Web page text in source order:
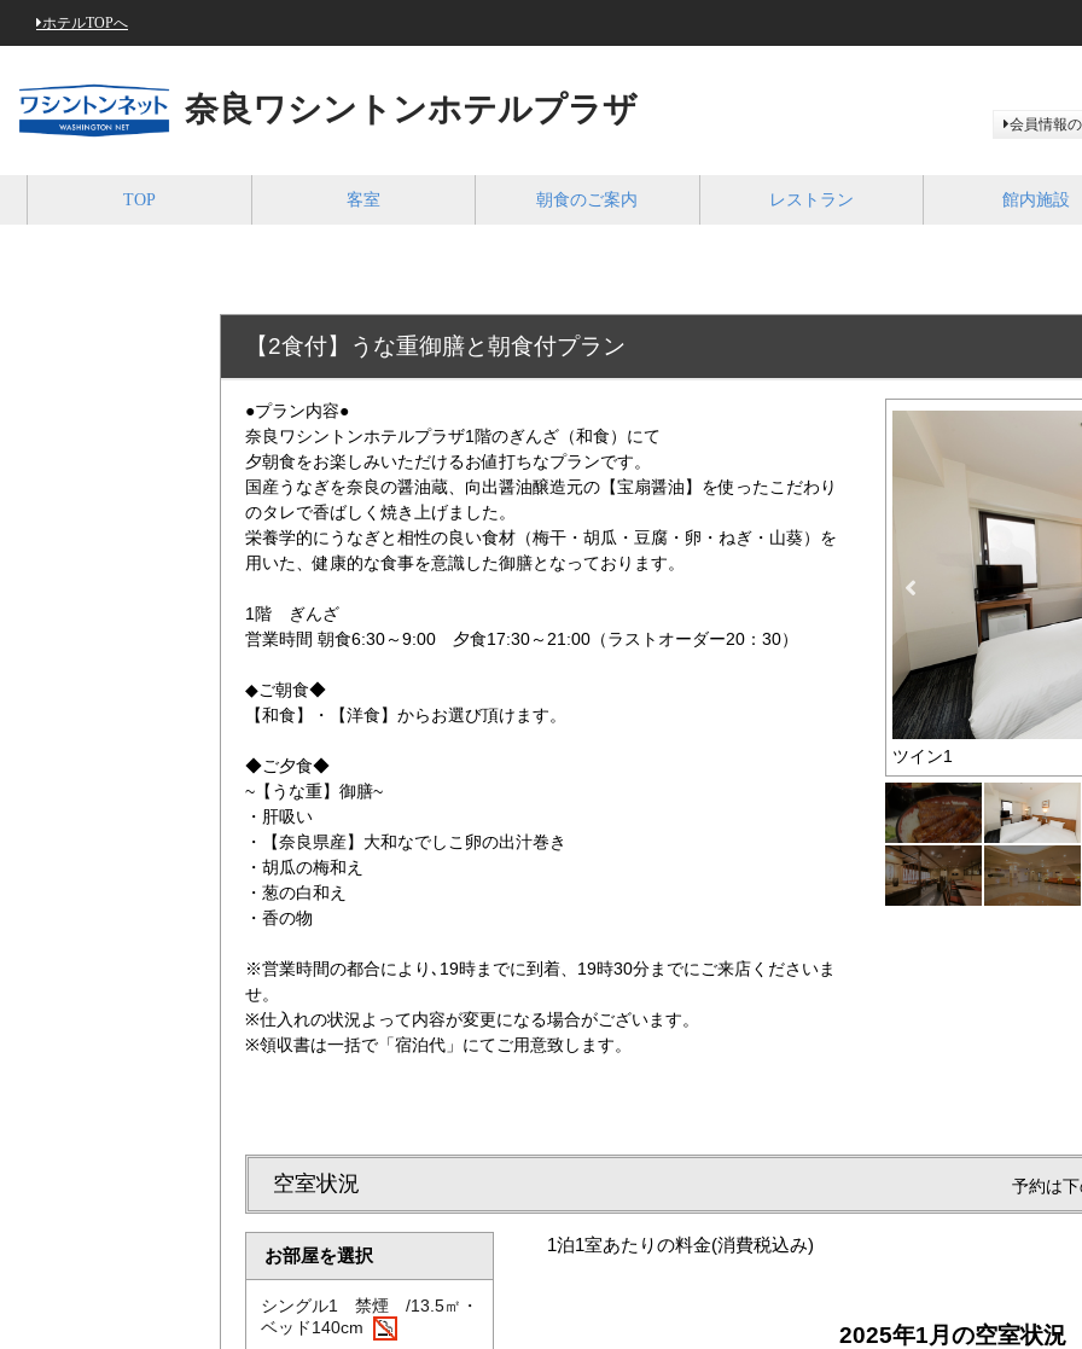
ホテルTOPへ
奈良ワシントンホテルプラザ 会員情報
TOP 客室 朝食のご案内 レストラン 館内施設
【2食付】うな重御膳と朝食付プラン
●プラン内容●
奈良ワシントンホテルプラザ1階のぎんざ（和食）にて
夕朝食をお楽しみいただけるお値打ちなプランです。
国産うなぎを奈良の醤油蔵、向出醤油醸造元の【宝扇醤油】を使ったこだわり
のタレで香ばしく焼き上げました。
栄養学的にうなぎと相性の良い食材（梅干・胡瓜・豆腐・卵・ねぎ・山葵）を
用いた、健康的な食事を意識した御膳となっております。
1階 ぎんざ
営業時間 朝食6:30～9:00 夕食17:30～21:00（ラストオーダー20：30）
◆ご朝食◆
【和食】・【洋食】からお選び頂けます。
◆ご夕食◆
~【うな重】御膳~
・肝吸い
・【奈良県産】大和なでしこ卵の出汁巻き
・胡瓜の梅和え
・葱の白和え
・香の物
※営業時間の都合により､19時までに到着、19時30分までにご来店くださいま
せ。
※仕入れの状況よって内容が変更になる場合がございます。
※領収書は一括で「宿泊代」にてご用意致します。
ツイン1
空室状況 予約は
お部屋を選択
シングル1 禁煙 /13.5㎡・
ベッド140cm
1泊1室あたりの料金(消費税込み)
2025年1月の空室状況